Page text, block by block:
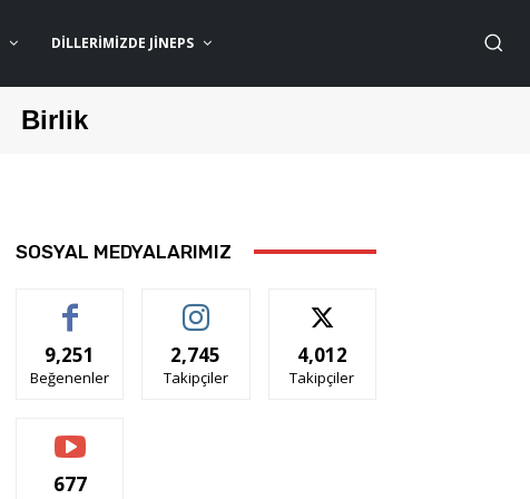
DILLERIMIZDE JİNEPS
Birlik
SOSYAL MEDYALARIMIZ
9,251
Beğenenler
2,745
Takipçiler
4,012
Takipçiler
677